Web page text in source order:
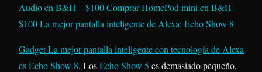
Audio en B&H – $100Comprar HomePod mini en B&H –
$100La mejor pantalla inteligente de Alexa: Echo Show 8
GadgetLa mejor pantalla inteligente con tecnología de Alexa
esEcho Show 8. LosEcho Show 5 es demasiado pequeño,